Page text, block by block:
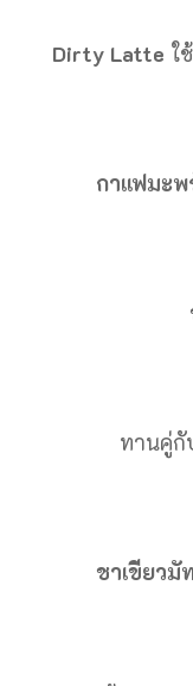
Dirty Latte ใ
กาแฟมะพ
ทานคู่กั
ชาเขียวมั